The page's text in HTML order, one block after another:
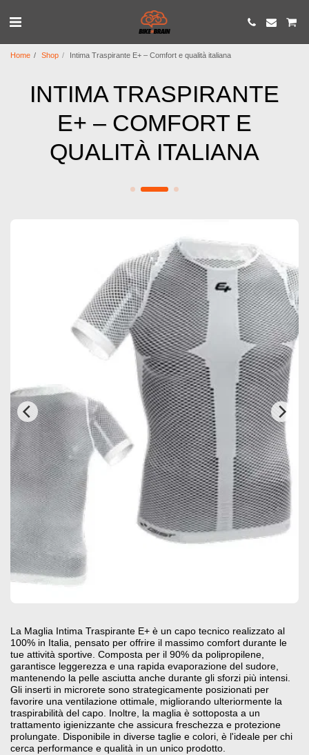
Home Shop Intima Traspirante E+ – Comfort e qualità italiana
INTIMA TRASPIRANTE
E+ – COMFORT E
QUALITÀ ITALIANA
La Maglia Intima Traspirante E+ è un capo tecnico realizzato al
100% in Italia, pensato per offrire il massimo comfort durante le
tue attività sportive. Composta per il 90% da polipropilene,
garantisce leggerezza e una rapida evaporazione del sudore,
mantenendo la pelle asciutta anche durante gli sforzi più intensi.
Gli inserti in microrete sono strategicamente posizionati per
favorire una ventilazione ottimale, migliorando ulteriormente la
traspirabilità del capo. Inoltre, la maglia è sottoposta a un
trattamento igienizzante che assicura freschezza e protezione
prolungate. Disponibile in diverse taglie e colori, è l'ideale per chi
cerca performance e qualità in un unico prodotto.